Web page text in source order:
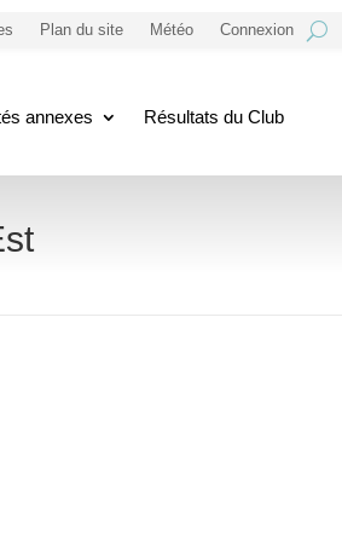
Plan du site Météo Connexion
annexes Résultats du Club